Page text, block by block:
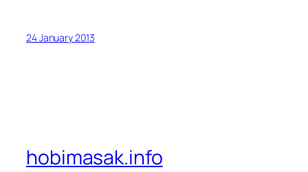
24 January 2013
hobimasak.info